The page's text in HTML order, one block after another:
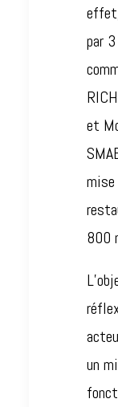
par
et
mise
800
un